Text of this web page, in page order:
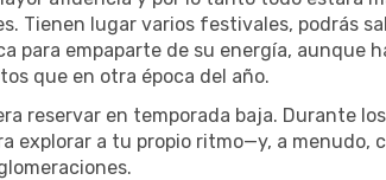
Tienen lugar varios festivales, podrás
para empaparte de su energía, aunque
que en otra época del año.
reservar en temporada baja. Durante
explorar a tu propio ritmo—y, a menudo,